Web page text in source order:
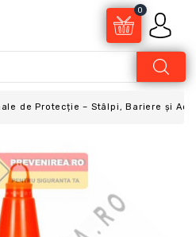
0
de Protecție – Stâlpi, Bariere și